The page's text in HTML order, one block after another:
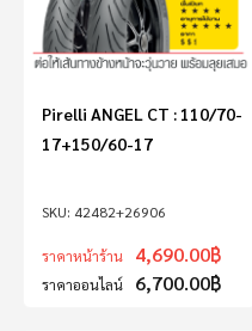
42482+26906
Pirelli ANGEL CT : 110/70-
17+150/60-17
ราคาหน้าร้าน 4,690.00฿
ราคาออนไลน์ 6,700.00฿